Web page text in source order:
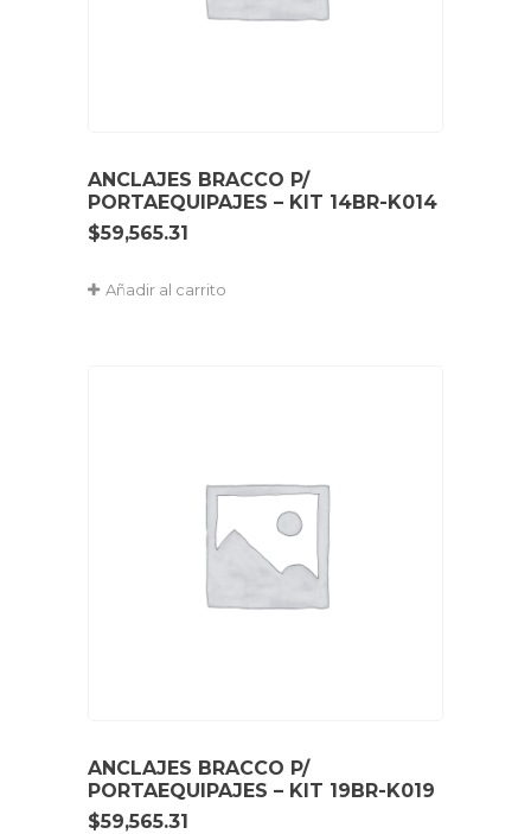
ANCLAJES BRACCO P/
PORTAEQUIPAJES – KIT 14BR-K014
$59,565.31
Añadir al carrito
ANCLAJES BRACCO P/
PORTAEQUIPAJES – KIT 19BR-K019
$59,565.31